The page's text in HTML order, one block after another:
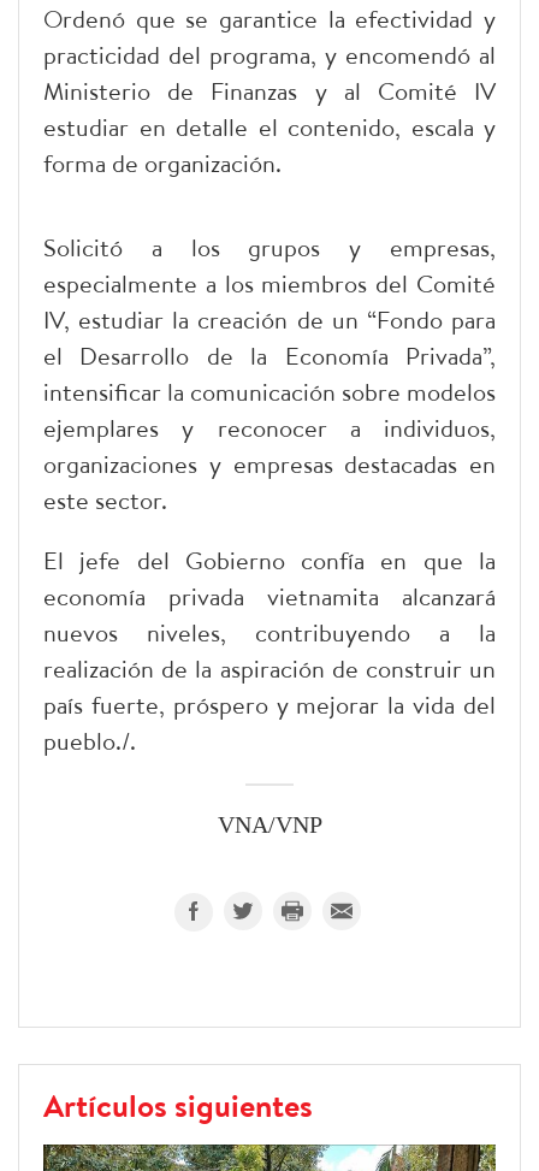
Ordenó que se garantice la efectividad y
practicidad del programa, y encomendó al
Ministerio de Finanzas y al Comité IV
estudiar en detalle el contenido, escala y
forma de organización.
Solicitó a los grupos y empresas,
especialmente a los miembros del Comité
IV, estudiar la creación de un “Fondo para
el Desarrollo de la Economía Privada”,
intensificar la comunicación sobre modelos
ejemplares y reconocer a individuos,
organizaciones y empresas destacadas en
este sector.
El jefe del Gobierno confía en que la
economía privada vietnamita alcanzará
nuevos niveles, contribuyendo a la
realización de la aspiración de construir un
país fuerte, próspero y mejorar la vida del
pueblo./.
VNA/VNP
Artículos siguientes